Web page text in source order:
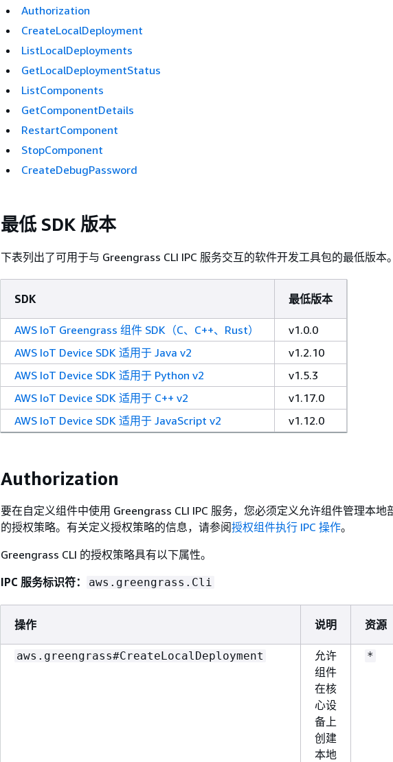
Authorization
CreateLocalDeployment
ListLocalDeployments
GetLocalDeploymentStatus
ListComponents
GetComponentDetails
RestartComponent
StopComponent
CreateDebugPassword
最低 SDK 版本
下表列出了可用于与 Greengrass CLI IPC 服务交互的软件开发工具包的最低版本。
SDK 最低版本
AWS IoT Greengrass 组件 SDK（C、C++、Rust）
v1.0.0
AWS IoT Device SDK 适用于 Java v2
v1.2.10
AWS IoT Device SDK 适用于 Python v2
v1.5.3
AWS IoT Device SDK 适用于 C++ v2
v1.17.0
AWS IoT Device SDK 适用于 JavaScript v2
v1.12.0
Authorization
要在自定义组件中使用 Greengrass CLI IPC 服务，您必须定义允许组件管理本地
的授权策略。有关定义授权策略的信息，请参阅授权组件执行 IPC 操作。
Greengrass CLI 的授权策略具有以下属性。
IPC 服务标识符：
aws.greengrass.Cli
操作 说明 资源
aws.greengrass#CreateLocalDeployment
允许
组件
在核
心设
备上
创建
本地
*